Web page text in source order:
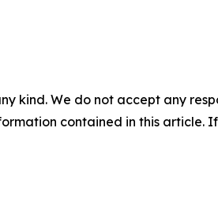
kind. We do not accept any
contained in this article.